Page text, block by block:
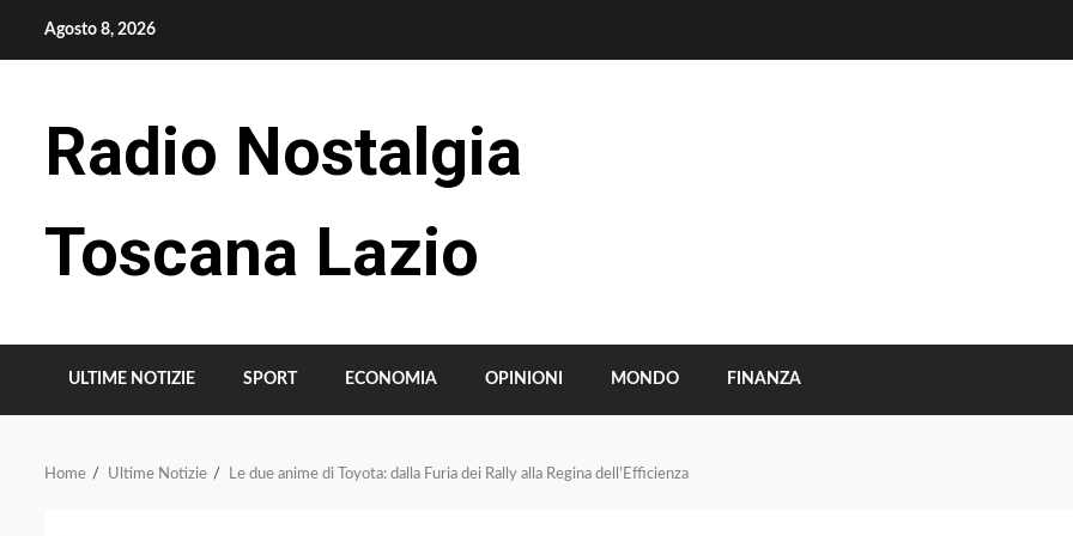
Agosto 8, 2026
Radio Nostalgia
Toscana Lazio
ULTIME NOTIZIE SPORT ECONOMIA OPINIONI MONDO FINANZA
Home Ultime Notizie Le due anime di Toyota: dalla Furia dei Rally alla Regina dell’Efficienza